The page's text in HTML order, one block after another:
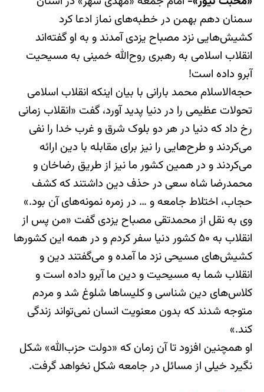
سمنان دهم بهمن در خطبه‌های نماز ادعا کرد
کشیش‌هایی نزد مصباح یزدی آمدند و به او گفته‌اند
انقلاب اسلامی به رهبری روح‌الله خمینی به مسیحیت
آبرو داده است!
حجه‌الاسلام محمد بارانی با بیان اینکه انقلاب اسلامی
تحولات عظیمی را در دنیا پدید آورد، گفت «انقلاب زمانی
رخ داد که دنیا در هر دو بلوک شرق و غرب خدا را نفی
می‌کردند و طرح‌هایی را نیز برای مقابله با دین ارائه
می‌کردند و در همین کشور ما نیز از طریق رضاخان و
محمدرضا شاه سعی در حذف دین داشتند که کشف
حجاب، اختلاط جامعه و … در زمره نمونه‌های آن بود.»
وی به نقل از محمدتقی مصباح یزدی گفت «من پس از
انقلاب به ۵۰ کشور دنیا سفر کردم و در همه این کشورها
کشیش‌های مسیحی نزد ما آمده و می‌گفتند دین و
انقلاب شما به مسیحیت و دین ما آبرو داده است و
کلاس‌های دین شناسی و کلیساها شلوغ شد و مردم
متوجه شدند که بدون معنویت انسان نمی‌تواند زندگی
کند.»
او همچنین افزود تا آن زمان که «دولت حزب‌الله» شکل
نگیرد خیلی از مسائل در جامعه شکل نخواهد گرفت.